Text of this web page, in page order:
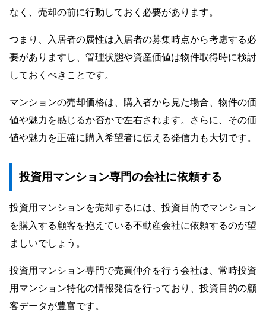
なく、売却の前に行動しておく必要があります。
つまり、入居者の属性は入居者の募集時点から考慮する必
要がありますし、管理状態や資産価値は物件取得時に検討
しておくべきことです。
マンションの売却価格は、購入者から見た場合、物件の価
値や魅力を感じるか否かで左右されます。さらに、その価
値や魅力を正確に購入希望者に伝える発信力も大切です。
投資用マンション専門の会社に依頼する
投資用マンションを売却するには、投資目的でマンション
を購入する顧客を抱えている不動産会社に依頼するのが望
ましいでしょう。
投資用マンション専門で売買仲介を行う会社は、常時投資
用マンション特化の情報発信を行っており、投資目的の顧
客データが豊富です。